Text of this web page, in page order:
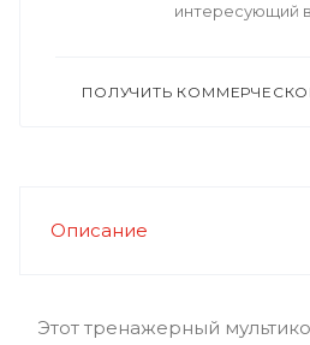
интересующий
ПОЛУЧИТЬ
Описание
Этот тренажерный